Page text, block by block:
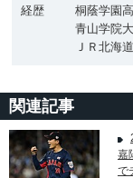
経歴
桐蔭学園高
青山学院大
ＪＲ北海
関連記事
嘉
で